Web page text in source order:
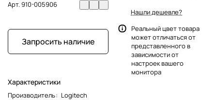
Арт.910-005906
Запросить наличие
Характеристики
Производитель: Logitech
Нашли дешевле?
Реальный цвет товара
может отличаться от
представленного в
зависимости от
настроек вашего
монитора